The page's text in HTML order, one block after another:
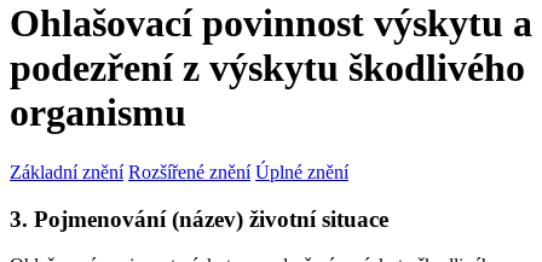
Ohlašovací povinnost výskytu a
podezření z výskytu škodlivého
organismu
Základní znění Rozšířené znění Úplné znění
3. Pojmenování (název) životní situace